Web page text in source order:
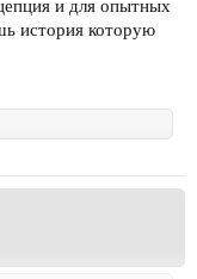
и для опытных
история которую